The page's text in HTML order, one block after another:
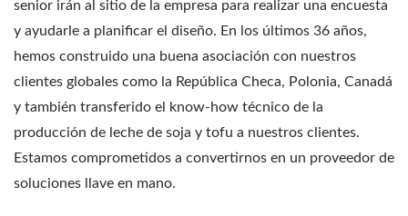
senior irán al sitio de la empresa para realizar una encuesta
y ayudarle a planificar el diseño. En los últimos 36 años,
hemos construido una buena asociación con nuestros
clientes globales como la República Checa, Polonia, Canadá
y también transferido el know-how técnico de la
producción de leche de soja y tofu a nuestros clientes.
Estamos comprometidos a convertirnos en un proveedor de
soluciones llave en mano.